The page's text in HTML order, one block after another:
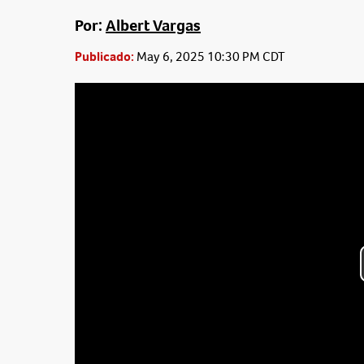
Por:Albert Vargas
Publicado: May 6, 2025 10:30 PM CDT